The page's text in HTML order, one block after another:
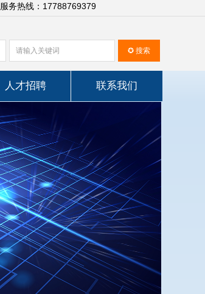
服务热线：17788769379
✪ 搜索
人才招聘 联系我们